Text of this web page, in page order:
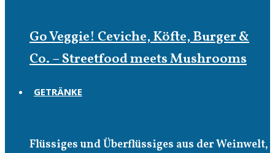
Go Veggie! Ceviche, Köfte, Burger &
Co. – Streetfood meets Mushrooms
GETRÄNKE
Flüssiges und Überflüssiges aus der Weinwelt,